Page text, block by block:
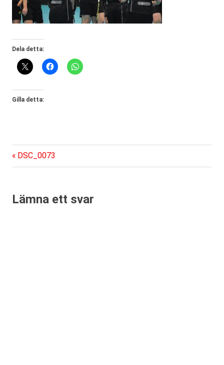
Dela detta:
Gilla detta:
Inläggsnavigering
Föregående
inlägg:
DSC_0073
Lämna ett svar